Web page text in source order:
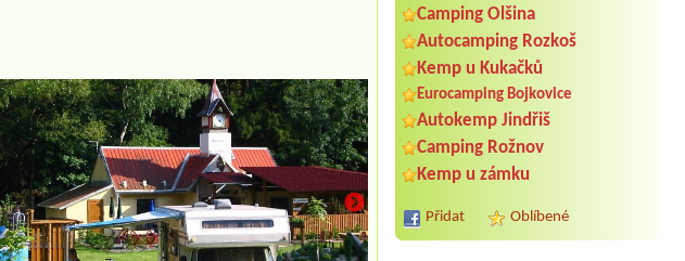
Camping Olšina
Autocamping Rozkoš
Kemp u Kukačků
Eurocamping Bojkovice
Autokemp Jindřiš
Camping Rožnov
Kemp u zámku
Přidat Oblíbené
Termín od 2026-07-26 |
Pískovny
Termín od 2026-07-28 |
koupaliště Červenka
Termín od 2026-08-09 |
karavan + 4 osoby